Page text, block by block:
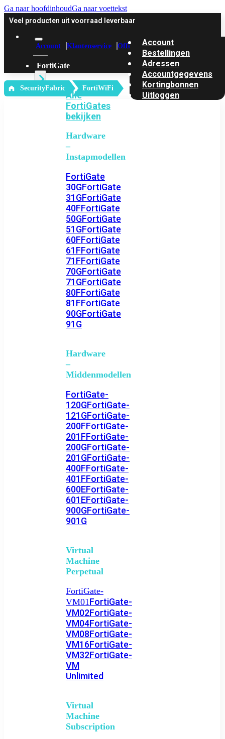
Ga naar hoofdinhoudGa naar voettekst
Veel producten uit voorraad leverbaar
Account Klantenservice Offerte
FortiGate
Alle
FortiGates
bekijken
Hardware
–
Instapmodellen
FortiGate
30GFortiGate
31GFortiGate
40FFortiGate
50GFortiGate
51GFortiGate
60FFortiGate
61FFortiGate
71FFortiGate
70GFortiGate
71GFortiGate
80FFortiGate
81FFortiGate
90GFortiGate
91G
Hardware
–
Middenmodellen
FortiGate-
120GFortiGate-
121GFortiGate-
200FFortiGate-
201FFortiGate-
200GFortiGate-
201GFortiGate-
400FFortiGate-
401FFortiGate-
600EFortiGate-
601EFortiGate-
900GFortiGate-
901G
Virtual
Machine
Perpetual
FortiGate-
VM01FortiGate-
VM02FortiGate-
VM04FortiGate-
VM08FortiGate-
VM16FortiGate-
VM32FortiGate-
VM
Unlimited
Virtual
Machine
Subscription
Account
Bestellingen
Adressen
Accountgegevens
Kortingbonnen
Uitloggen
‎ SecurityFabric FortiWiFi